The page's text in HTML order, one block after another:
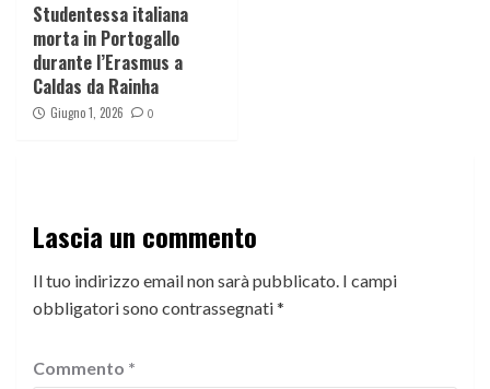
Studentessa italiana
morta in Portogallo
durante l’Erasmus a
Caldas da Rainha
Giugno 1, 2026 0
Lascia un commento
Il tuo indirizzo email non sarà pubblicato. I campi
obbligatori sono contrassegnati*
Commento *